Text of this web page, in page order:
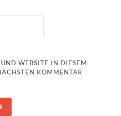
WEBSITE IN DIESEM
KOMMENTAR